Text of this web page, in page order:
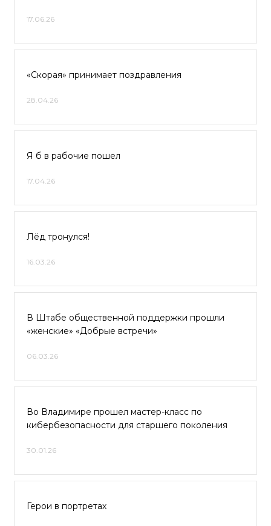
17.06.26
«Скорая» принимает поздравления
28.04.26
Я б в рабочие пошел
17.04.26
Лёд тронулся!
16.03.26
В Штабе общественной поддержки прошли
«женские» «Добрые встречи»
06.03.26
Во Владимире прошел мастер-класс по
кибербезопасности для старшего поколения
30.01.26
Герои в портретах